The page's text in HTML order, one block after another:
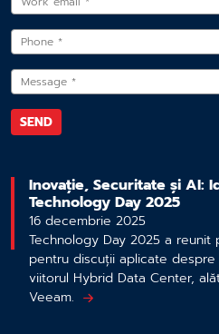
Inovație, Securitate și AI:
Technology Day 2025
16 decembrie 2025
Technology Day 2025 a
pentru discuții aplicate
viitorul Hybrid Data Center,
Veeam.